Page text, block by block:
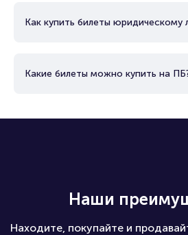
Как купить билеты юридическому
Какие билеты можно купить на
Наши
Находите, покупайте и